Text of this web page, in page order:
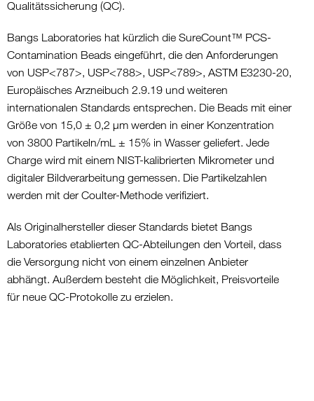
Qualitätssicherung (QC).
Bangs Laboratories hat kürzlich die SureCount™ PCS-
Contamination Beads eingeführt, die den Anforderungen
von USP<787>, USP<788>, USP<789>, ASTM E3230-20,
Europäisches Arzneibuch 2.9.19 und weiteren
internationalen Standards entsprechen. Die Beads mit einer
Größe von 15,0 ± 0,2 µm werden in einer Konzentration
von 3800 Partikeln/mL ± 15% in Wasser geliefert. Jede
Charge wird mit einem NIST-kalibrierten Mikrometer und
digitaler Bildverarbeitung gemessen. Die Partikelzahlen
werden mit der Coulter-Methode verifiziert.
Als Originalhersteller dieser Standards bietet Bangs
Laboratories etablierten QC-Abteilungen den Vorteil, dass
die Versorgung nicht von einem einzelnen Anbieter
abhängt. Außerdem besteht die Möglichkeit, Preisvorteile
für neue QC-Protokolle zu erzielen.